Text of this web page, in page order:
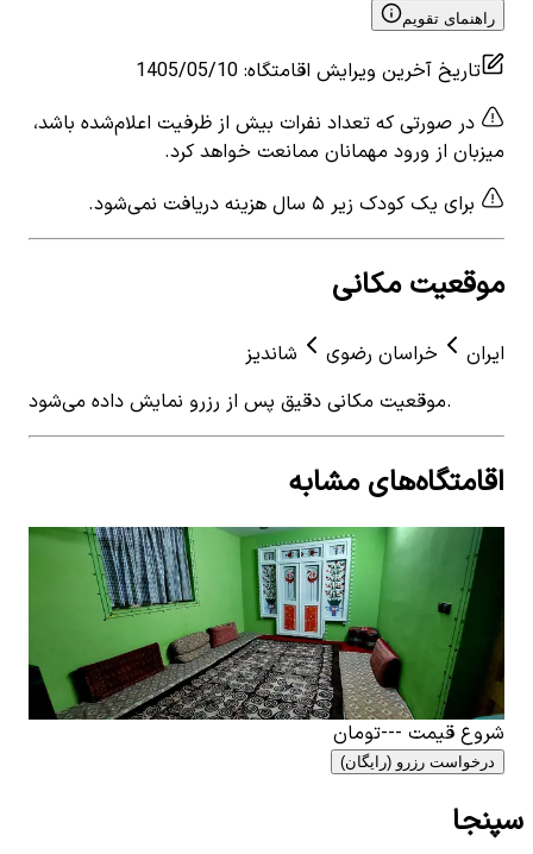
راهنمای تقویم
تاریخ آخرین ویرایش اقامتگاه:
1405/05/10
در صورتی که تعداد نفرات بیش از ظرفیت اعلام‌شده باشد،
میزبان از ورود مهمانان ممانعت خواهد کرد.
برای یک کودک زیر ۵ سال هزینه دریافت نمی‌شود.
موقعیت مکانی
ایران خراسان رضوی
شاندیز
موقعیت مکانی دقیق پس از رزرو نمایش داده می‌شود.
اقامتگاه‌های مشابه
View details for
اجاره اقامتگاه سنتی در حصارسرخ مشهد -
هیوا
اجاره اقامتگاه سنتی در حصارسرخ مشهد - هیوا
0 اتاق خواب 6 نفر
۵٬۵۹۰٬۰۰۰
تومان
شروع قیمت ---تومان
درخواست رزرو (رایگان)
سپنجا